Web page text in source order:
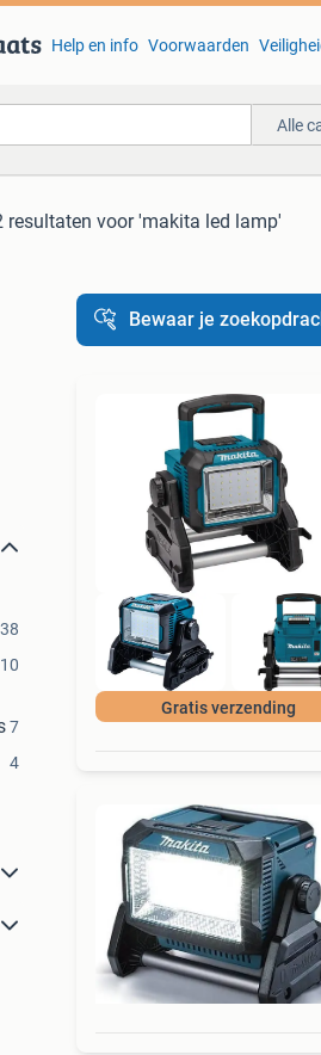
Help en info Voorwaarden
Alle
resultaten voor 'makita led lamp'
38
10
7
4
Bewaar je
Gratis verzending